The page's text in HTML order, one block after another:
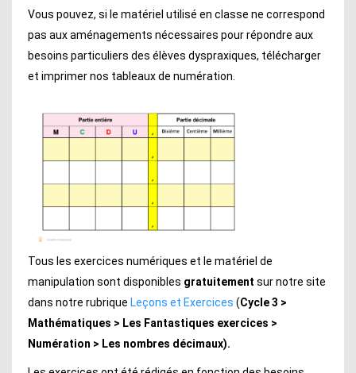
Vous pouvez, si le matériel utilisé en classe ne correspond
pas aux aménagements nécessaires pour répondre aux
besoins particuliers des élèves dyspraxiques, télécharger
et imprimer nos tableaux de numération.
Tous les exercices numériques et le matériel de
manipulation sont disponibles gratuitement sur notre site
dans notre rubrique Leçons et Exercices (Cycle 3 >
Mathématiques > Les Fantastiques exercices >
Numération > Les nombres décimaux).